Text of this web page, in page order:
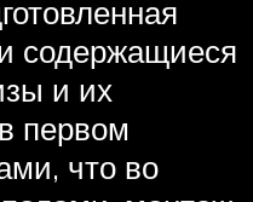
содержащиеся
и их
первом
что во